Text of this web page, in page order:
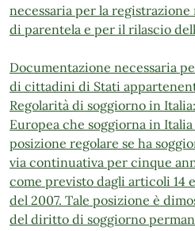
necessaria per la registrazione
di parentela e per il rilascio
Documentazione necessaria
di cittadini di Stati
Regolarità di soggiorno in
Europea che soggiorna in
posizione regolare se ha
via continuativa per cinque
come previsto dagli articoli 14
del 2007. Tale posizione è
del diritto di soggiorno